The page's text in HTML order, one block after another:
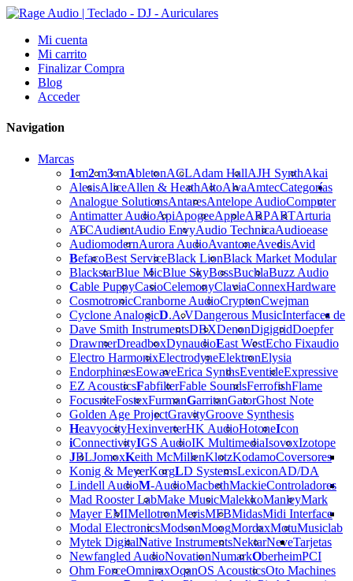
Mi cuenta
Mi carrito
Finalizar Compra
Blog
Acceder
Navigation
Marcas
1m2m3mAbletonACLAdam HallAJH SynthAkai
AlesisAliceAllen & HeathAltoAlvaAmtec
Analogue SolutionsAntaresAntelope Audio
Antimatter AudioApiApogeeAppleARPARTArturia
ATCAudientAudio EnvyAudio TechnicaAudioease
AudiomodernAurora AudioAvantoneAvedisAvid
BefacoBest ServiceBlack LionBlack Market Modular
BlackstarBlue MicBlue SkyBossBuchlaBuzz Audio
Cable PuppyCasioCelemonyClaviaConnex
CosmotronicCranborne AudioCryptonCwejman
Cyclone AnalogicD.A.VDangerous Music
Dave Smith InstrumentsDBXDenonDigigridDoepfer
DrawmerDreadboxDynaudioEast WestEcho Fix
Electro HarmonixElectrodyneElektronElysia
Endorphin.esEowaveErica SynthsEventideExpressive
EZ AcousticsFabfilterFable SoundsFerrofishFlame
FocusriteFostexFurmanGarritanGatorGhost Note
Golden Age ProjectGravityGroove Synthesis
HeavyocityHexinverterHK AudioHotoneIcon
iConnectivityIGS AudioIK MultimediaIsovoxIzotope
JBLJomoxKeith McMillenKlotzKodamo
Konig & MeyerKorgLD SystemsLexicon
Lindell AudioM-AudioMacbethMackie
Mad Rooster LabMake MusicMalekkoManleyMark
Mayer EMIMellotronMerisMFBMidas
Modal ElectronicsModsonMoogMordaxMotuMusiclab
Mytek DigitalNative InstrumentsNektarNeve
Newfangled AudioNovationNumarkOberheim
Ohm ForceOmniraxOqanOS AcousticsOto Machines
Categorías
Computer
Hardware
Interfaces de
audio
Coversores
AD/DA
Controladores
Midi Interface
Tarjetas
PCI